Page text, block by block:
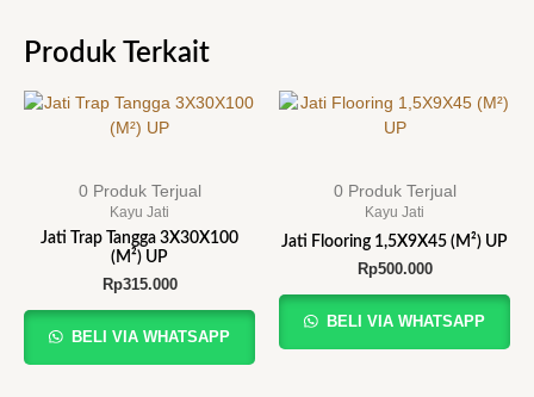
Produk Terkait
0 Produk Terjual
Kayu Jati
Jati Trap Tangga 3X30X100
(M²) UP
Rp315.000
BELI VIA WHATSAPP
0 Produk Terjual
Kayu Jati
Jati Flooring 1,5X9X45 (M²) UP
Rp500.000
BELI VIA WHATSAPP